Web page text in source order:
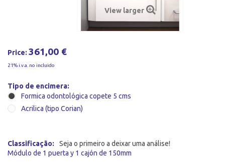
View larger
Price: 361,00 €
21% i.v.a. no incluido
Tipo de encimera:
Formica odontológica copete 5 cms
Acrilica (tipo Corian)
Classificação:
Seja o primeiro a deixar uma análise!
Módulo de 1 puerta y 1 cajón de 150mm